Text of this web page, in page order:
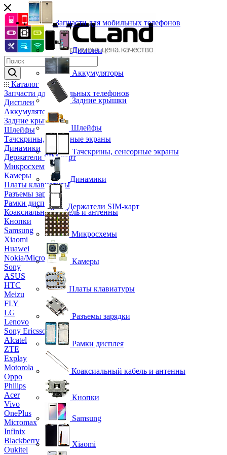
Каталог
Запчасти для мобильных телефонов
Дисплеи
Аккумуляторы
Задние крышки
Шлейфы
Тачскрины, сенсорные экраны
Динамики
Держатели SIM-карт
Микросхемы
Камеры
Платы клавиатуры
Разъемы зарядки
Рамки дисплея
Коаксиальный кабель и антенны
Кнопки
Samsung
Xiaomi
Huawei
Nokia/Microsoft
Sony
ASUS
HTC
Meizu
FLY
LG
Lenovo
Sony Ericsson
Alcatel
ZTE
Explay
Motorola
Oppo
Philips
Acer
Vivo
OnePlus
Micromax
Infinix
Blackberry
Oukitel
Запчасти для мобильных телефонов
Дисплеи
Аккумуляторы
Задние крышки
Шлейфы
Тачскрины, сенсорные экраны
Динамики
Держатели SIM-карт
Микросхемы
Камеры
Платы клавиатуры
Разъемы зарядки
Рамки дисплея
Коаксиальный кабель и антенны
Кнопки
Samsung
Xiaomi